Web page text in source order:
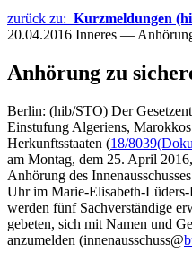
zurück zu: Kurzmeldungen
20.04.2016 Inneres —
Anhörung zu
Berlin: (hib/STO) Der
Einstufung Algeriens,
Herkunftsstaaten (18/8039
am Montag, dem 25. April
Anhörung des
Uhr im Marie-Elisabeth-
werden fünf Sachverständige
gebeten, sich mit Namen und
anzumelden (innenausschuss@